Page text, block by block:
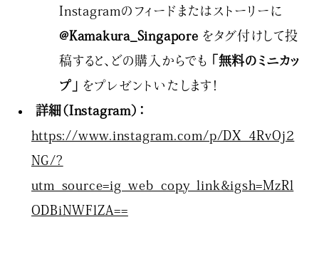
Instagramのフィードまたはストーリーに
@Kamakura_Singapore をタグ付けして投
稿すると、どの購入からでも
「無料のミニカッ
プ」 をプレゼントいたします！
詳細（Instagram）：
https://www.instagram.com/p/DX_4RvOj2
NG/?
utm_source=ig_web_copy_link&igsh=MzRl
ODBiNWFlZA==